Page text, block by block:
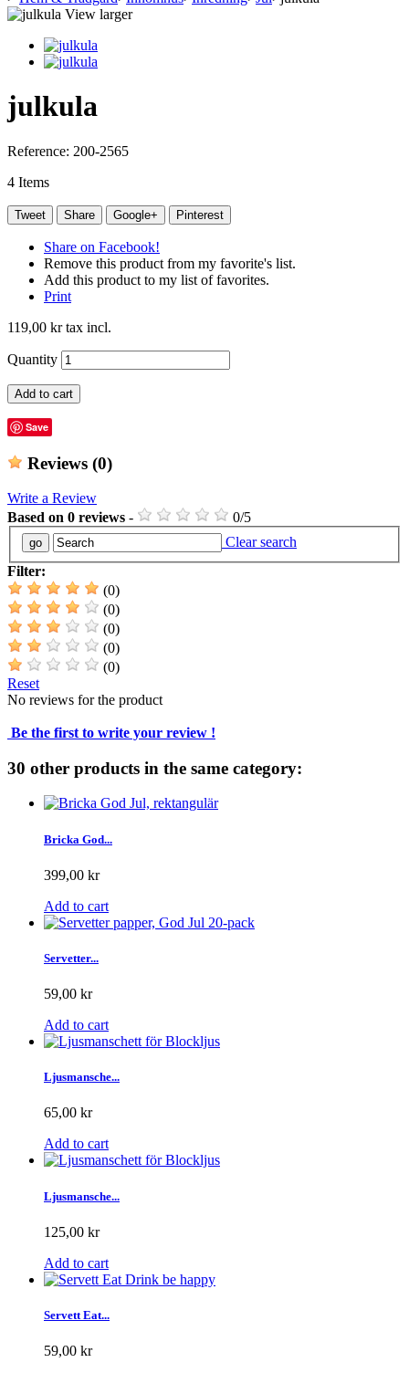
View larger
julkula
Reference: 200-2565
4 Items
Tweet Share Google+ Pinterest
Share on Facebook!
Remove this product from my favorite's list.
Add this product to my list of favorites.
Print
119,00 krtax incl.
Quantity
Add to cart
Save
Reviews (0)
Write a Review
Based on 0 reviews - 0/5
Clear search
Filter:
(0)
(0)
(0)
(0)
(0)
Reset
No reviews for the product
Be the first to write your review !
30 other products in the same category:
Bricka God...
399,00 kr
Add to cart
Servetter...
59,00 kr
Add to cart
Ljusmansche...
65,00 kr
Add to cart
Ljusmansche...
125,00 kr
Add to cart
Servett Eat...
59,00 kr